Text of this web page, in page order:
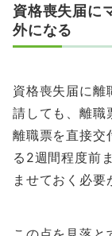
資格喪失届に
外になる
資格喪失届に離
請しても、離職
離職票を直接交
る2週間程度前
ませておく必要